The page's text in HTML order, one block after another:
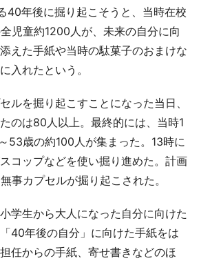
40年後に掘り起こそうと、当時在校
児童約1200人が、未来の自分に向
えた手紙や当時の駄菓子のおまけな
入れたという。
ルを掘り起こすことになった当日、
のは80人以上。最終的には、当時1
53歳の約100人が集まった。13時に
コップなどを使い掘り進めた。計画
事カプセルが掘り起こされた。
学生から大人になった自分に向けた
40年後の自分」に向けた手紙をは
任からの手紙、寄せ書きなどのほ